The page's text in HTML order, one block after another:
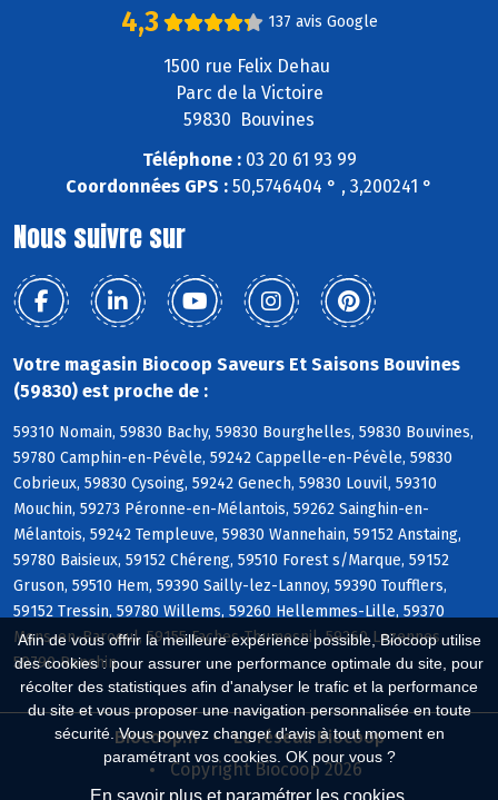
Afin de vous offrir la meilleure expérience possible, Biocoop utilise
des cookies : pour assurer une performance optimale du site, pour
récolter des statistiques afin d'analyser le trafic et la performance
du site et vous proposer une navigation personnalisée en toute
sécurité. Vous pouvez changer d'avis à tout moment en
paramétrant vos cookies. OK pour vous ?
En savoir plus et paramétrer les cookies
4,3 137 avis Google
1500 rue Felix Dehau
Parc de la Victoire
59830 Bouvines
Téléphone :03 20 61 93 99
Coordonnées GPS : 50,5746404 ° , 3,200241 °
Nous suivre sur
Votre magasin Biocoop Saveurs Et Saisons Bouvines
(59830) est proche de :
59310 Nomain, 59830 Bachy, 59830 Bourghelles, 59830 Bouvines,
59780 Camphin-en-Pévèle, 59242 Cappelle-en-Pévèle, 59830
Cobrieux, 59830 Cysoing, 59242 Genech, 59830 Louvil, 59310
Mouchin, 59273 Péronne-en-Mélantois, 59262 Sainghin-en-
Mélantois, 59242 Templeuve, 59830 Wannehain, 59152 Anstaing,
59780 Baisieux, 59152 Chéreng, 59510 Forest s/Marque, 59152
Gruson, 59510 Hem, 59390 Sailly-lez-Lannoy, 59390 Toufflers,
59152 Tressin, 59780 Willems, 59260 Hellemmes-Lille, 59370
Mons-en-Baroeul, 59155 Faches-Thumesnil, 59260 Lezennes,
59790 Ronchin
Biocoop.fr
Le réseau Biocoop
Copyright Biocoop 2026